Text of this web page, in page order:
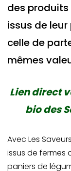
des
issus de
celle de
mêmes
Lien direct
bio des
Avec Les
issus de fermes
paniers de